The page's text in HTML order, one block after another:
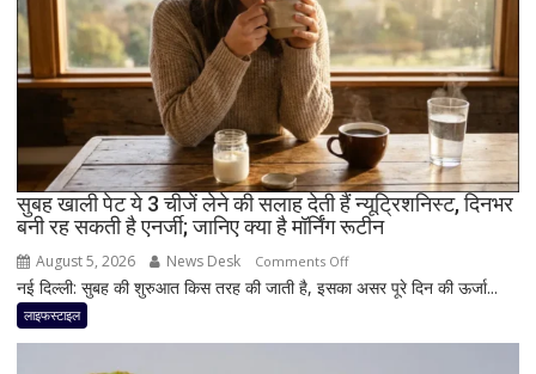
सही
फायदे
और
सेवन
का
बेहतर
तरीका
सुबह खाली पेट ये 3 चीजें लेने की सलाह देती हैं न्यूट्रिशनिस्ट, दिनभर
बनी रह सकती है एनर्जी; जानिए क्या है मॉर्निंग रूटीन
August 5, 2026 News Desk Comments Offon
सुबह
पेट
नई दिल्ली: सुबह की शुरुआत किस तरह की जाती है, इसका असर पूरे दिन की ऊर्जा...
लाइफस्टाइल